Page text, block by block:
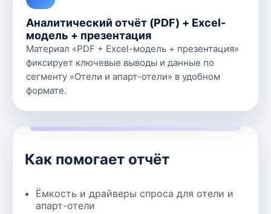
Как помогает отчёт
Ёмкость и драйверы спроса для отели и
апарт-отели
Аналитический отчёт (PDF) + Excel-
модель + презентация
Материал «PDF + Excel-модель + презентация»
фиксирует ключевые выводы и данные по
сегменту «Отели и апарт-отели» в удобном
формате.